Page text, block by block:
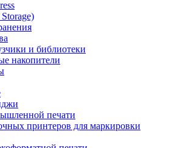
и библиотеки
накопители
печати
принтеров для маркировки